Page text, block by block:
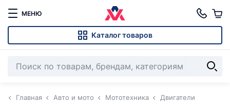
МЕНЮ
Каталог товаров
Главная Авто и мото Мототехника
Двигатели